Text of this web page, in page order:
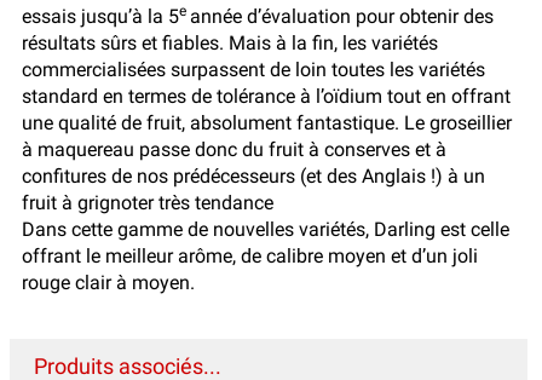
essais jusqu’à la 5e année d’évaluation pour obtenir des
résultats sûrs et fiables. Mais à la fin, les variétés
commercialisées surpassent de loin toutes les variétés
standard en termes de tolérance à l’oïdium tout en offrant
une qualité de fruit, absolument fantastique. Le groseillier
à maquereau passe donc du fruit à conserves et à
confitures de nos prédécesseurs (et des Anglais !) à un
fruit à grignoter très tendance
Dans cette gamme de nouvelles variétés, Darling est celle
offrant le meilleur arôme, de calibre moyen et d’un joli
rouge clair à moyen.
Produits associés...